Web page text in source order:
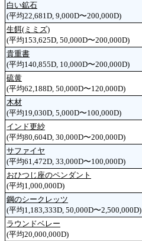
白い鉱石
(平均22,681D, 9,000D〜200,000D)
生餌(ミミズ)
(平均153,625D, 50,000D〜200,000D)
貴重書
(平均140,855D, 10,000D〜200,000D)
硫黄
(平均62,188D, 50,000D〜120,000D)
木材
(平均19,030D, 5,000D〜100,000D)
インド更紗
(平均80,604D, 30,000D〜200,000D)
サファイヤ
(平均61,472D, 33,000D〜100,000D)
おひつじ座のペンダント
(平均1,000,000D)
鋼のシークレッツ
(平均1,183,333D, 50,000D〜2,500,000D)
ラウンドベレー
(平均20,000,000D)